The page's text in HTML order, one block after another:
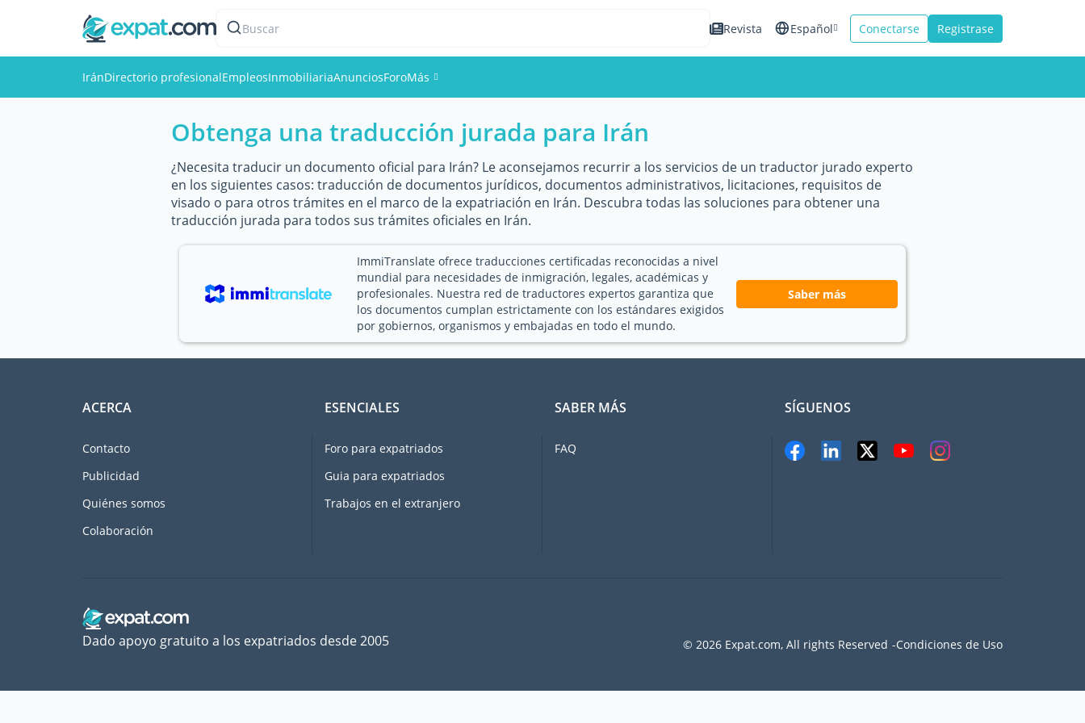
Buscar Revista Español Conectarse Registrase
IránDirectorio profesionalEmpleosInmobiliariaAnunciosForoMás
Eventos
Miembros
Fotos
Obtenga una traducción jurada para Irán
¿Necesita traducir un documento oficial para Irán? Le aconsejamos recurrir a los servicios de un traductor jurado experto
en los siguientes casos: traducción de documentos jurídicos, documentos administrativos, licitaciones, requisitos de
visado o para otros trámites en el marco de la expatriación en Irán. Descubra todas las soluciones para obtener una
traducción jurada para todos sus trámites oficiales en Irán.
ImmiTranslate ofrece traducciones certificadas reconocidas a nivel
mundial para necesidades de inmigración, legales, académicas y
profesionales. Nuestra red de traductores expertos garantiza que
los documentos cumplan estrictamente con los estándares exigidos
por gobiernos, organismos y embajadas en todo el mundo.
Saber más
ACERCA
Contacto
Publicidad
Quiénes somos
Colaboración
ESENCIALES
Foro para expatriados
Guia para expatriados
Trabajos en el extranjero
SABER MÁS
FAQ
SÍGUENOS
© 2026 Expat.com, All rights Reserved Condiciones de Uso
Dado apoyo gratuito a los expatriados desde 2005